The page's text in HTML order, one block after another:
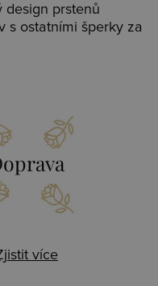
design prstenů
s ostatními šperky za
více